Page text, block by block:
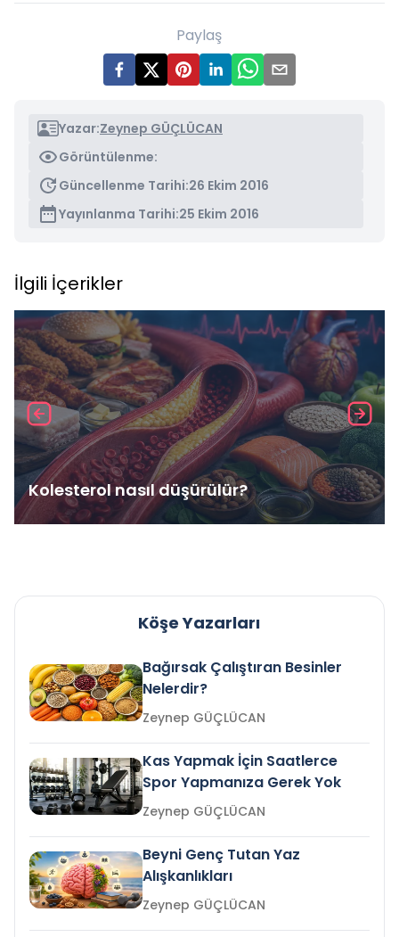
Paylaş
Yazar:Zeynep GÜÇLÜCAN
Görüntülenme:
Güncellenme Tarihi:26 Ekim 2016
Yayınlanma Tarihi:25 Ekim 2016
İlgili İçerikler
Kolesterol nasıl düşürülür?
Köşe Yazarları
Bağırsak Çalıştıran Besinler
Nelerdir?
Zeynep GÜÇLÜCAN
Kas Yapmak İçin Saatlerce
Spor Yapmanıza Gerek Yok
Zeynep GÜÇLÜCAN
Beyni Genç Tutan Yaz
Alışkanlıkları
Zeynep GÜÇLÜCAN